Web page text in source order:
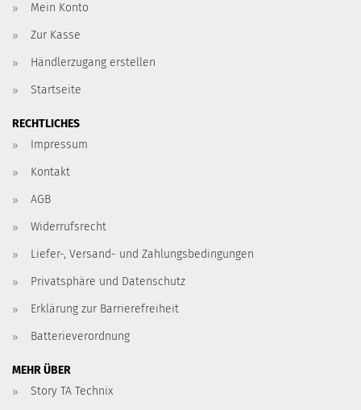
Mein Konto
Zur Kasse
Händlerzugang erstellen
Startseite
RECHTLICHES
Impressum
Kontakt
AGB
Widerrufsrecht
Liefer-, Versand- und Zahlungsbedingungen
Privatsphäre und Datenschutz
Erklärung zur Barrierefreiheit
Batterieverordnung
MEHR ÜBER
Story TA Technix